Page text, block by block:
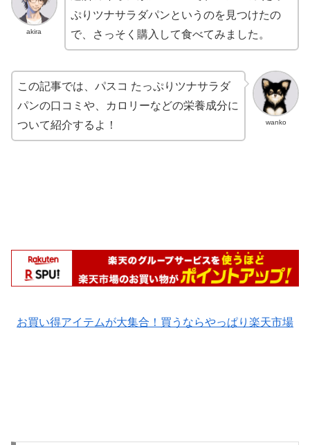
akira
ぷりツナサラダパンというのを見つけたの
で、さっそく購入して食べてみました。
wanko
この記事では、パスコ たっぷりツナサラダ
パンの口コミや、カロリーなどの栄養成分に
ついて紹介するよ！
お買い得アイテムが大集合！買うならやっぱり楽天市場